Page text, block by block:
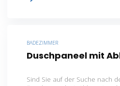
BADEZIMMER
Duschpaneel mit
Sind Sie auf der Suche nach